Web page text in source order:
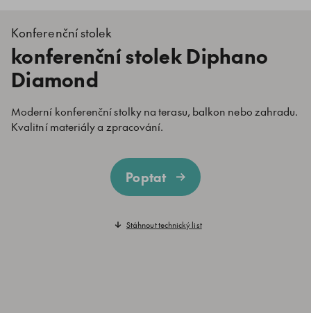
Konferenční stolek
konferenční stolek Diphano
Diamond
Moderní konferenční stolky na terasu, balkon nebo zahradu.
Kvalitní materiály a zpracování.
Poptat
Stáhnout technický list